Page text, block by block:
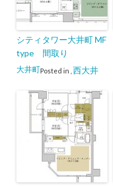
シティタワー大井町 MF
type 間取り
Posted in
大井町 西大井